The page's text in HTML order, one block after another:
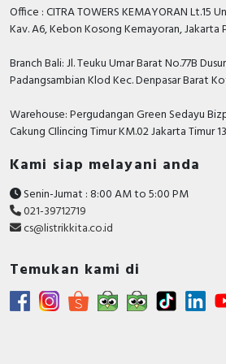
Rated permanent
current Iu
200
Rated voltage 690 Volt
Position of connection
for main current circuit
Rated short-circuit
400 V, 50 Hz
Number of poles
With integrated under
Integrated earth fault
Office : CITRA TOWERS KEMAYORAN Lt.15
Kav. A6, Kebon Kosong Kemayoran, Jakarta
Branch Bali: Jl. Teuku Umar Barat No.77B
Padangsambian Klod Kec. Denpasar Barat
Warehouse: Pergudangan Green Sedayu
Cakung CIlincing Timur KM.02 Jakarta Timur
Kami siap melayani anda
Senin-Jumat : 8:00 AM to 5:00 PM
021-39712719
cs@listrikkita.co.id
Temukan kami di